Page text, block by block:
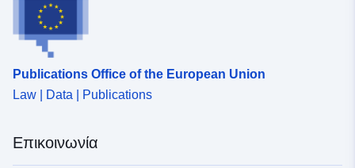
uriRef:
973c-4f98-9f44-927fc0005979
Publications Office of the European Union
Law | Data | Publications
Επικοινωνία